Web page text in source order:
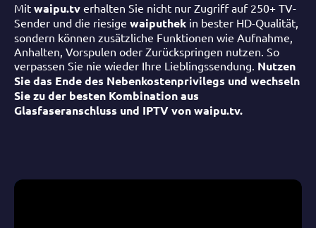
Mit waipu.tv erhalten Sie nicht nur Zugriff auf 250+ TV-
Sender und die riesige waiputhek in bester HD-Qualität,
sondern können zusätzliche Funktionen wie Aufnahme,
Anhalten, Vorspulen oder Zurückspringen nutzen. So
verpassen Sie nie wieder Ihre Lieblingssendung. Nutzen
Sie das Ende des Nebenkostenprivilegs und wechseln
Sie zu der besten Kombination aus
Glasfaseranschluss und IPTV von waipu.tv.